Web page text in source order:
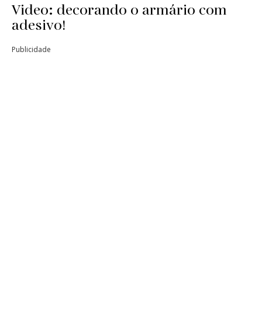
Video: decorando o armário com
adesivo!
Publicidade